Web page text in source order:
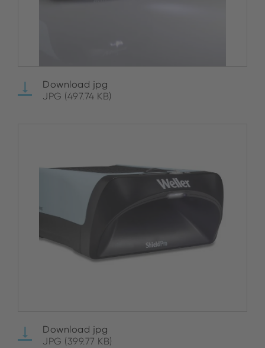
Download jpg
JPG (497.74 KB)
Download jpg
JPG (399.77 KB)